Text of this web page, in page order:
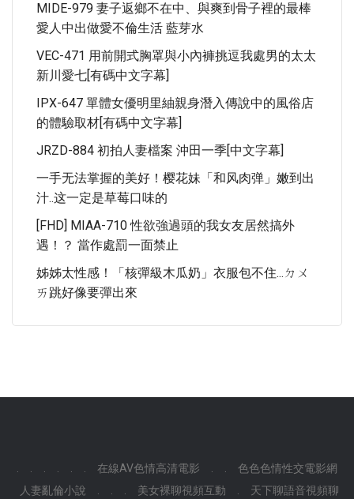
MIDE-979 妻子返鄉不在中、與爽到骨子裡的最棒
愛人中出做愛不倫生活 藍芽水
VEC-471 用前開式胸罩與小內褲挑逗我處男的太太
新川愛七[有碼中文字幕]
IPX-647 單體女優明里紬親身潛入傳說中的風俗店
的體驗取材[有碼中文字幕]
JRZD-884 初拍人妻檔案 沖田一季[中文字幕]
一手无法掌握的美好！樱花妹「和风肉弹」嫩到出
汁..这一定是草莓口味的
[FHD] MIAA-710 性欲強過頭的我女友居然搞外
遇！？ 當作處罰一面禁止
姊姊太性感！「核彈級木瓜奶」衣服包不住...ㄉㄨ
ㄞ跳好像要彈出來
在線AV色情高清電影
色色色情性交電影網
人妻亂倫小說
美女裸聊視頻互動 天下聊語音視頻聊